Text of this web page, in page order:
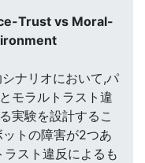
Trust vs Moral-
ナリオにおいて,パ
モラルトラスト違
実験を設計するこ
トの障害が2つあ
ラスト違反によるも